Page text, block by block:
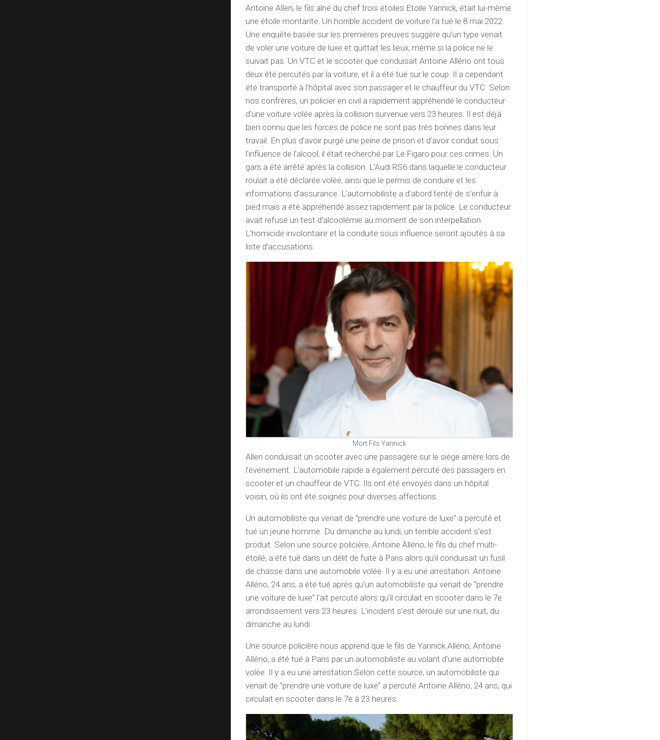
Antoine Allen, le fils aîné du chef trois étoiles Etoile Yannick, était lui-même
une étoile montante. Un horrible accident de voiture l’a tué le 8 mai 2022.
Une enquête basée sur les premières preuves suggère qu’un type venait
de voler une voiture de luxe et quittait les lieux, même si la police ne le
suivait pas. Un VTC et le scooter que conduisait Antoine Alléno ont tous
deux été percutés par la voiture, et il a été tué sur le coup. Il a cependant
été transporté à l’hôpital avec son passager et le chauffeur du VTC. Selon
nos confrères, un policier en civil a rapidement appréhendé le conducteur
d’une voiture volée après la collision survenue vers 23 heures. Il est déjà
bien connu que les forces de police ne sont pas très bonnes dans leur
travail. En plus d’avoir purgé une peine de prison et d’avoir conduit sous
l’influence de l’alcool, il était recherché par Le Figaro pour ces crimes. Un
gars a été arrêté après la collision. L’Audi RS6 dans laquelle le conducteur
roulait a été déclarée volée, ainsi que le permis de conduire et les
informations d’assurance. L’automobiliste a d’abord tenté de s’enfuir à
pied mais a été appréhendé assez rapidement par la police. Le conducteur
avait refusé un test d’alcoolémie au moment de son interpellation.
L’homicide involontaire et la conduite sous influence seront ajoutés à sa
liste d’accusations.
Mort Fils Yannick
Allen conduisait un scooter avec une passagère sur le siège arrière lors de
l’événement. L’automobile rapide a également percuté des passagers en
scooter et un chauffeur de VTC. Ils ont été envoyés dans un hôpital
voisin, où ils ont été soignés pour diverses affections.
Un automobiliste qui venait de “prendre une voiture de luxe” a percuté et
tué un jeune homme. Du dimanche au lundi, un terrible accident s’est
produit. Selon une source policière, Antoine Alléno, le fils du chef multi-
étoilé, a été tué dans un délit de fuite à Paris alors qu’il conduisait un fusil
de chasse dans une automobile volée. Il y a eu une arrestation. Antoine
Alléno, 24 ans, a été tué après qu’un automobiliste qui venait de “prendre
une voiture de luxe” l’ait percuté alors qu’il circulait en scooter dans le 7e
arrondissement vers 23 heures. L’incident s’est déroulé sur une nuit, du
dimanche au lundi.
Une source policière nous apprend que le fils de Yannick Alléno, Antoine
Alléno, a été tué à Paris par un automobiliste au volant d’une automobile
volée. Il y a eu une arrestation.Selon cette source, un automobiliste qui
venait de “prendre une voiture de luxe” a percuté Antoine Alléno, 24 ans, qui
circulait en scooter dans le 7e à 23 heures.